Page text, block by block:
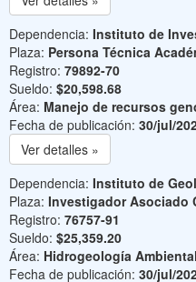
Dependencia: Instituto de
Plaza: Persona Técnica
Registro: 79892-70
Sueldo: $20,598.68
Área: Manejo de recursos
Fecha de publicación: 30/jul/
Ver detalles »
Dependencia: Instituto de
Plaza: Investigador Asociado
Registro: 76757-91
Sueldo: $25,359.20
Área: Hidrogeología Ambiental
Fecha de publicación: 30/jul/